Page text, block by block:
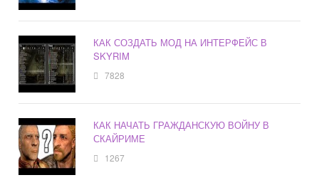
КАК СОЗДАТЬ МОД НА ИНТЕРФЕЙС В
SKYRIM
7828
КАК НАЧАТЬ ГРАЖДАНСКУЮ ВОЙНУ В
СКАЙРИМЕ
1267